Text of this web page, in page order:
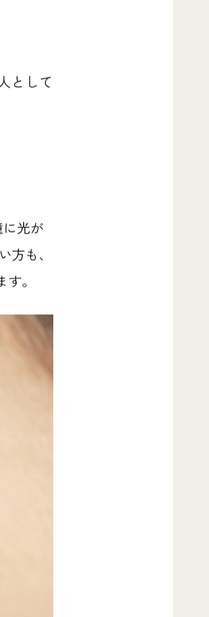
として
光が
も、
。